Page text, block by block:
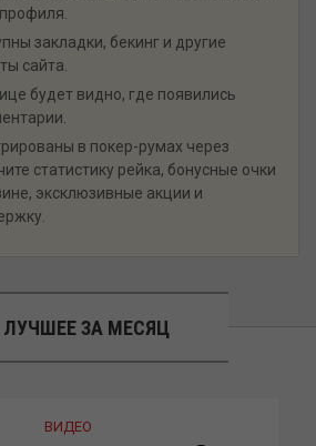
закладки, бекинг и другие
сайта.
будет видно, где появились
в покер-румах через
статистику рейка, бонусные очки
эксклюзивные акции и
ЛУЧШЕЕ ЗА МЕСЯЦ
ВИДЕО